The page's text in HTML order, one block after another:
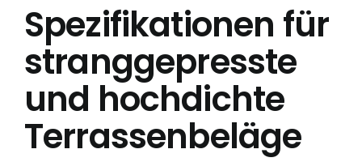
Spezifikationen für
stranggepresste
und hochdichte
Terrassenbeläge